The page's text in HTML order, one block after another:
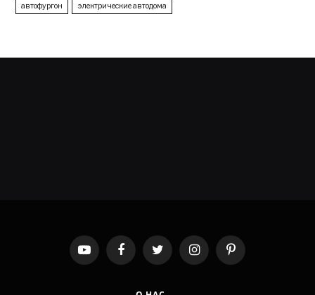
автофургон электрические автодома
YouTubeFacebookTwitter InstagramPinterest